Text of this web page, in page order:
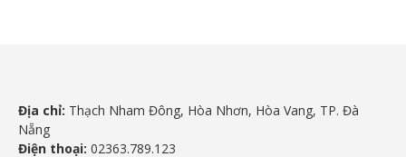
Địa chỉ: Thạch Nham Đông, Hòa Nhơn, Hòa Vang, TP. Đà
Nẵng
Điện thoại: 02363.789.123